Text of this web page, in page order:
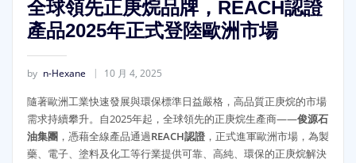
全球領先正庚烷品牌，REACH認證
產品2025年正式登陸歐洲市場
by n-Hexane 10 月 4, 2025
隨著歐洲工業快速發展與環保標準日益嚴格，高品質正庚烷的市場
需求持續攀升。自2025年起，全球領先的正庚烷生產商——俊源石
油集團，憑藉全線產品通過REACH認證，正式進軍歐洲市場，為製
藥、電子、塗料及化工等行業提供可靠、高純、環保的正庚烷解決